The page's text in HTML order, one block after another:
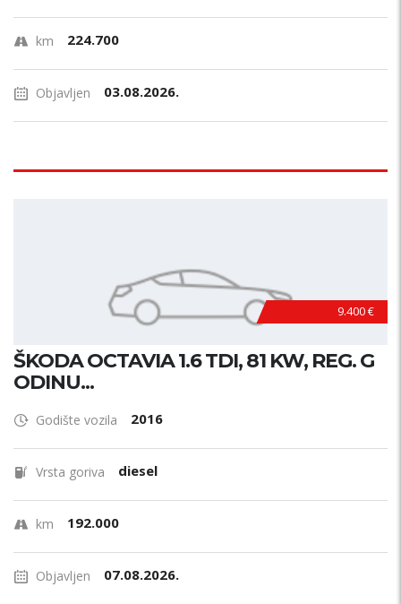
km 224.700
Objavljen 03.08.2026.
9.400 €
ŠKODA OCTAVIA 1.6 TDI, 81 KW, REG. G
ODINU...
Godište vozila 2016
Vrsta goriva diesel
km 192.000
Objavljen 07.08.2026.